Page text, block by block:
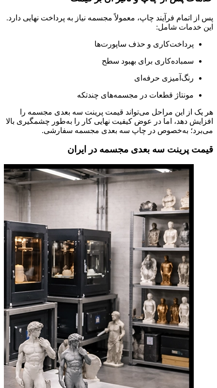
پس از اتمام فرآیند چاپ، معمولاً مجسمه نیاز به پرداخت نهایی دارد.
این خدمات شامل:
پرداخت‌کاری و حذف ساپورت‌ها
سمباده‌کاری برای بهبود سطح
رنگ‌آمیزی حرفه‌ای
مونتاژ قطعات در مجسمه‌های چندتکه
هر یک از این مراحل می‌تواند قیمت پرینت سه بعدی مجسمه را
افزایش دهد، اما در عوض کیفیت نهایی کار را به‌طور چشمگیری بالا
می‌برد؛ به‌خصوص در چاپ سه بعدی مجسمه سفارشی.
قیمت پرینت سه بعدی مجسمه در ایران